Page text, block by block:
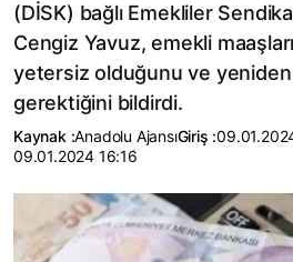
(DİSK) bağlı Emekliler
Cengiz Yavuz, emekli
yetersiz olduğunu ve
gerektiğini bildirdi.
Kaynak :Anadolu AjansıGiriş :
09.01.2024 16:16